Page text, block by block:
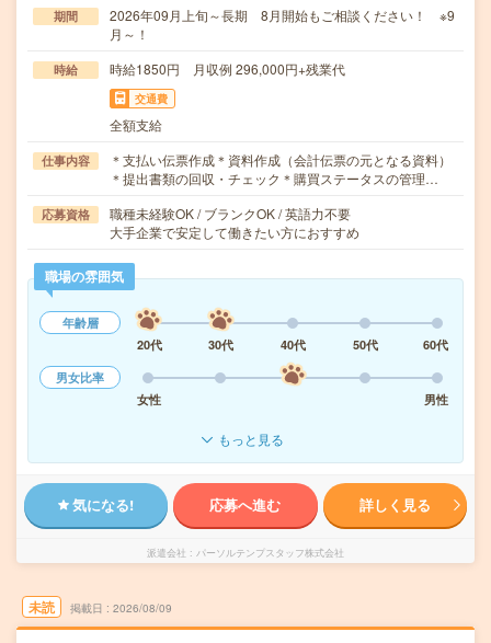
期間
2026年09月上旬～長期 8月開始もご相談ください！ ※9
月～！
時給 時給1850円 月収例 296,000円+残業代
交通費
全額支給
仕事内容
＊支払い伝票作成＊資料作成（会計伝票の元となる資料）
＊提出書類の回収・チェック＊購買ステータスの管理…
応募資格
職種未経験OK / ブランクOK / 英語力不要
大手企業で安定して働きたい方におすすめ
職場の雰囲気
年齢層
20代
30代 40代 50代
60代
男女比率
女性
男性
もっと見る
気になる! 応募へ進む 詳しく見る
派遣会社 パーソルテンプスタッフ株式会社
未読 掲載日 2026/08/09